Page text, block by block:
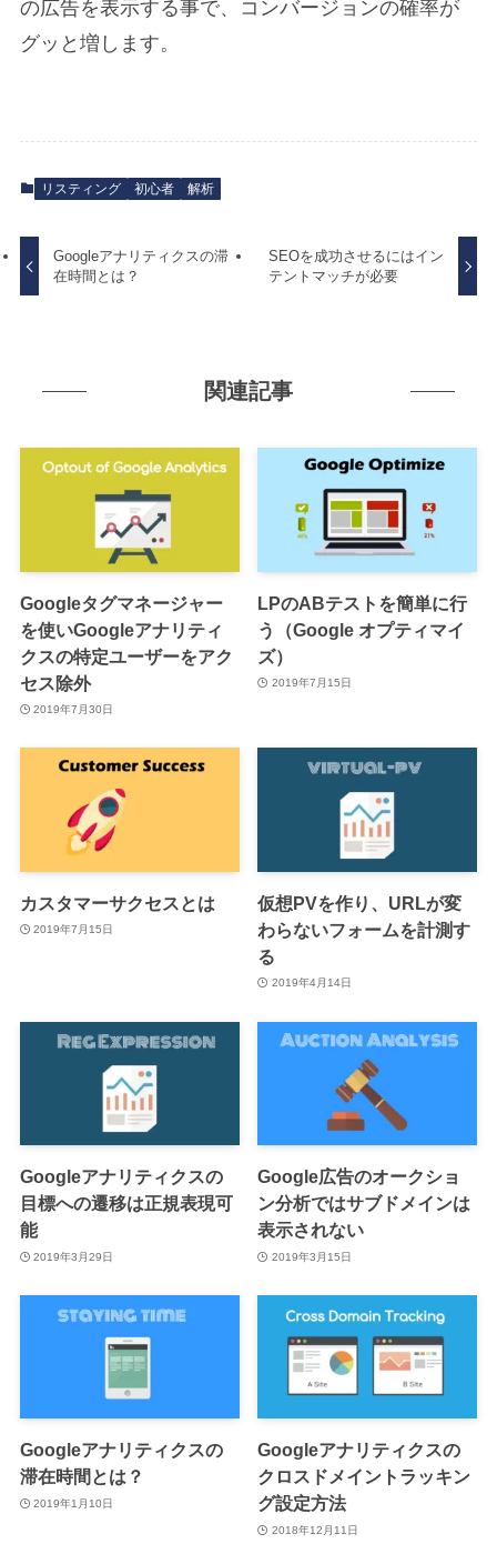
の広告を表示する事で、コンバージョンの確率が
グッと増します。
リスティング 初心者 解析
Googleアナリティクスの滞
在時間とは？
SEOを成功させるにはイン
テントマッチが必要
関連記事
Googleタグマネージャー
を使いGoogleアナリティ
クスの特定ユーザーをアク
セス除外
2019年7月30日
LPのABテストを簡単に行
う（Google オプティマイ
ズ）
2019年7月15日
カスタマーサクセスとは
2019年7月15日
仮想PVを作り、URLが変
わらないフォームを計測す
る
2019年4月14日
Googleアナリティクスの
目標への遷移は正規表現可
能
2019年3月29日
Google広告のオークショ
ン分析ではサブドメインは
表示されない
2019年3月15日
Googleアナリティクスの
滞在時間とは？
2019年1月10日
Googleアナリティクスの
クロスドメイントラッキン
グ設定方法
2018年12月11日